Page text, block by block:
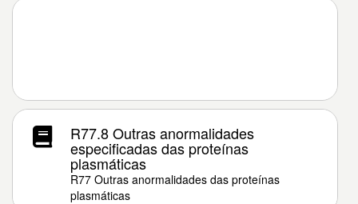
R77.8 Outras anormalidades
especificadas das proteínas
plasmáticas
R77 Outras anormalidades das proteínas
plasmáticas